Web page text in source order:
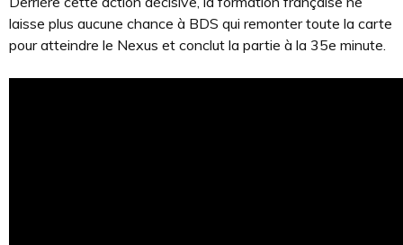
laisse plus aucune chance à BDS qui remonter toute la carte
pour atteindre le Nexus et conclut la partie à la 35e minute.